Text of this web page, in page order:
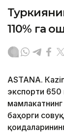
110% га
ASTANА.
экспорти 650
баҳорги